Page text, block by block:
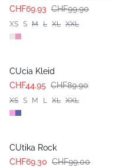
CHF69.93 CHF99.90
XS S M L XL XXL
CUcia Kleid
CHF44.95 CHF89.90
XS S M L XL XXL
CUtika Rock
CHF69.30 CHF99.00